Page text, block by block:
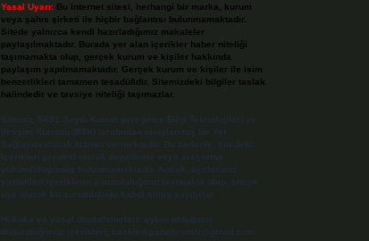
Yasal Uyarı: Bu internet sitesi, herhangi bir marka, kurum
veya şahıs şirketi ile hiçbir bağlantısı bulunmamaktadır.
Sitede yalnızca kendi hazırladığımız makaleler
paylaşılmaktadır. Burada yer alan içerikler haber niteliği
taşımamakta olup, gerçek kurum ve kişiler hakkında
paylaşım yapılmamaktadır. Gerçek kurum ve kişiler ile isim
benzerlikleri tamamen tesadüfidir. Sitemizdeki bilgiler taslak
halindedir ve tavsiye niteliği taşımazlar.
Sitemiz, 5651 Sayılı Kanun gereğince Bilgi Teknolojileri ve
İletişim Kurumu (BTK) tarafından onaylanmış bir Yer
Sağlayıcı olarak hizmet vermektedir. Bu nedenle, sitedeki
içerikleri proaktif olarak denetleme veya araştırma
yükümlülüğümüz bulunmamaktadır. Ancak, üyelerimiz
yazdıkları içeriklerin sorumluluğunu taşımakta olup, siteye
üye olarak bu sorumluluğu kabul etmiş sayılırlar.
Hukuka ve yasal düzenlemelere aykırı olduğunu
düşündüğünüz içerikleri,
backlinkpanelicomtr@gmail.com